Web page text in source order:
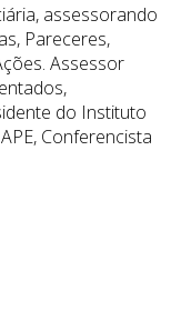
assessorando
Pareceres,
Assessor
do Instituto
Conferencista